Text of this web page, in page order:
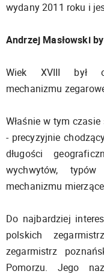
wydany 2011 roku i
Andrzej Masłowski
Wiek XVIII był
mechanizmu
Właśnie w tym
- precyzyjnie
długości
wychwytów,
mechanizmu
Do najbardziej
polskich
zegarmistrz
Pomorzu. Jego